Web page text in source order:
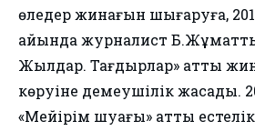
өлеңдер жинағын шығаруға,
айында журналист
Жылдар. Тағдырлар» атты
көруіне демеушілік жасады.
«Мейірім шуағы» атты